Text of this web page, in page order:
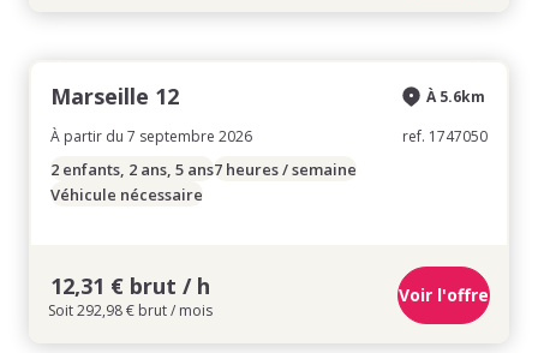
Marseille 12
À partir du 7 septembre 2026
À 5.6km
ref. 1747050
2 enfants, 2 ans, 5 ans7 heures / semaine
Véhicule nécessaire
12,31 € brut / h
Soit 292,98 € brut / mois
Voir l'offre